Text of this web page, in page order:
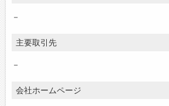
－
主要取引先
－
会社ホームページ